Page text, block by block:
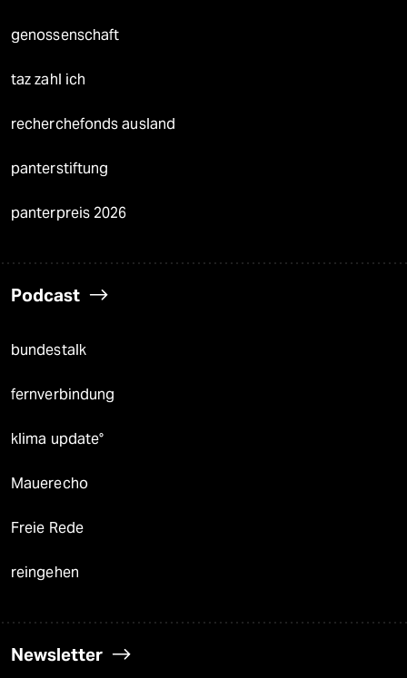
genossenschaft
taz zahl ich
recherchefonds ausland
panterstiftung
panterpreis 2026
Podcast
bundestalk
fernverbindung
klima update°
Mauerecho
Freie Rede
reingehen
Newsletter